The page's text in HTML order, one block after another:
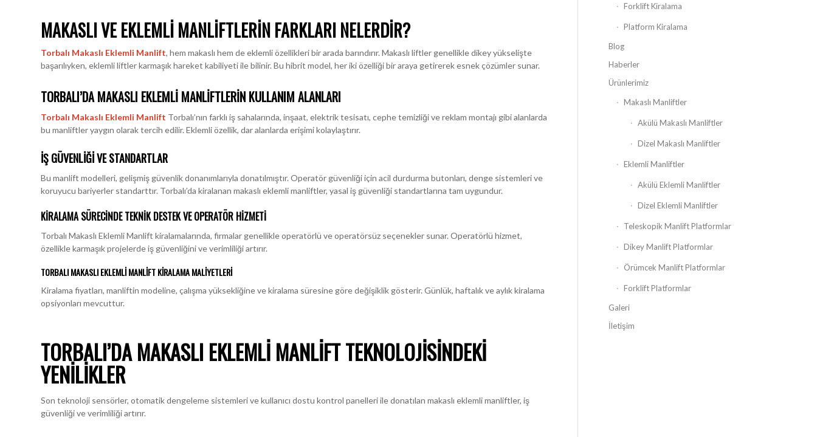
MAKASLI VE EKLEMLI MANLIFTLERIN FARKLARI NELERDIR?
Torbalı Makaslı Eklemli Manlift, hem makaslı hem de eklemli özellikleri bir arada barındırır. Makaslı liftler genellikle dikey yükselişte
başarılıyken, eklemli liftler karmaşık hareket kabiliyeti ile bilinir. Bu hibrit model, her iki özelliği bir araya getirerek esnek çözümler sunar.
TORBALI’DA MAKASLI EKLEMLI MANLIFTLERIN KULLANIM ALANLARI
Torbalı Makaslı Eklemli Manlift Torbalı’nın farklı iş sahalarında, inşaat, elektrik tesisatı, cephe temizliği ve reklam montajı gibi alanlarda
bu manliftler yaygın olarak tercih edilir. Eklemli özellik, dar alanlarda erişimi kolaylaştırır.
İŞ GÜVENLIĞI VE STANDARTLAR
Bu manlift modelleri, gelişmiş güvenlik donanımlarıyla donatılmıştır. Operatör güvenliği için acil durdurma butonları, denge sistemleri ve
koruyucu bariyerler standarttır. Torbalı’da kiralanan makaslı eklemli manliftler, yasal iş güvenliği standartlarına tam uygundur.
KIRALAMA SÜRECINDE TEKNIK DESTEK VE OPERATÖR HIZMETI
Torbalı Makaslı Eklemli Manlift kiralamalarında, firmalar genellikle operatörlü ve operatörsüz seçenekler sunar. Operatörlü hizmet,
özellikle karmaşık projelerde iş güvenliğini ve verimliliği artırır.
TORBALI MAKASLI EKLEMLI MANLIFT KIRALAMA MALIYETLERI
Kiralama fiyatları, manliftin modeline, çalışma yüksekliğine ve kiralama süresine göre değişiklik gösterir. Günlük, haftalık ve aylık kiralama
opsiyonları mevcuttur.
TORBALI’DA MAKASLI EKLEMLI MANLIFT TEKNOLOJISINDEKI
YENILIKLER
Son teknoloji sensörler, otomatik dengeleme sistemleri ve kullanıcı dostu kontrol panelleri ile donatılan makaslı eklemli manliftler, iş
güvenliği ve verimliliği artırır.
Forklift Kiralama
Platform Kiralama
Blog
Haberler
Ürünlerimiz
Makaslı Manliftler
Akülü Makaslı Manliftler
Dizel Makaslı Manliftler
Eklemli Manliftler
Akülü Eklemli Manliftler
Dizel Eklemli Manliftler
Teleskopik Manlift Platformlar
Dikey Manlift Platformlar
Örümcek Manlift Platformlar
Forklift Platformlar
Galeri
İletişim